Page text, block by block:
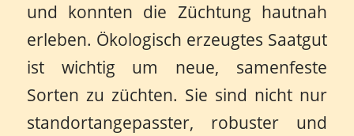
und konnten die Züchtung hautnah
erleben. Ökologisch erzeugtes Saatgut
ist wichtig um neue, samenfeste
Sorten zu züchten. Sie sind nicht nur
standortangepasster, robuster und